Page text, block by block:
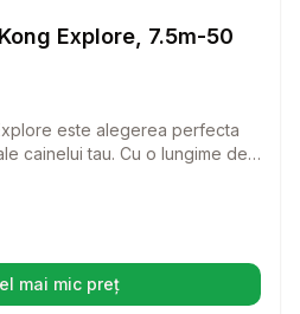
Lese si Zgarzi
Explore, 7.5m-50
este alegerea perfecta
cainelui tau. Cu o lungime de
de miscare si control in
mai mic preț
(se deschide într-o filă nouă)